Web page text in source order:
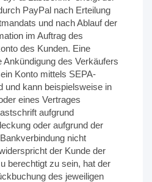
PayPal nach Erteilung
und nach Ablauf der
im Auftrag des
des Kunden. Eine
Ankündigung des Verkäufers
Konto mittels SEPA-
und kann beispielsweise in
eines Vertrages
aufgrund
oder aufgrund der
nicht
der Kunde der
berechtigt zu sein, hat der
des jeweiligen